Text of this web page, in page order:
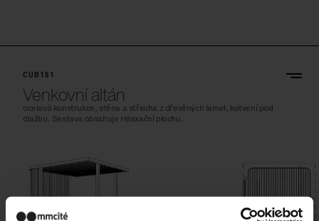
CUB151
Venkovní altán
ocelová konstrukce, stěna a střecha z dřevěných lamel, kotvení pod
dlažbu. Sestava obsahuje relaxační plochu.